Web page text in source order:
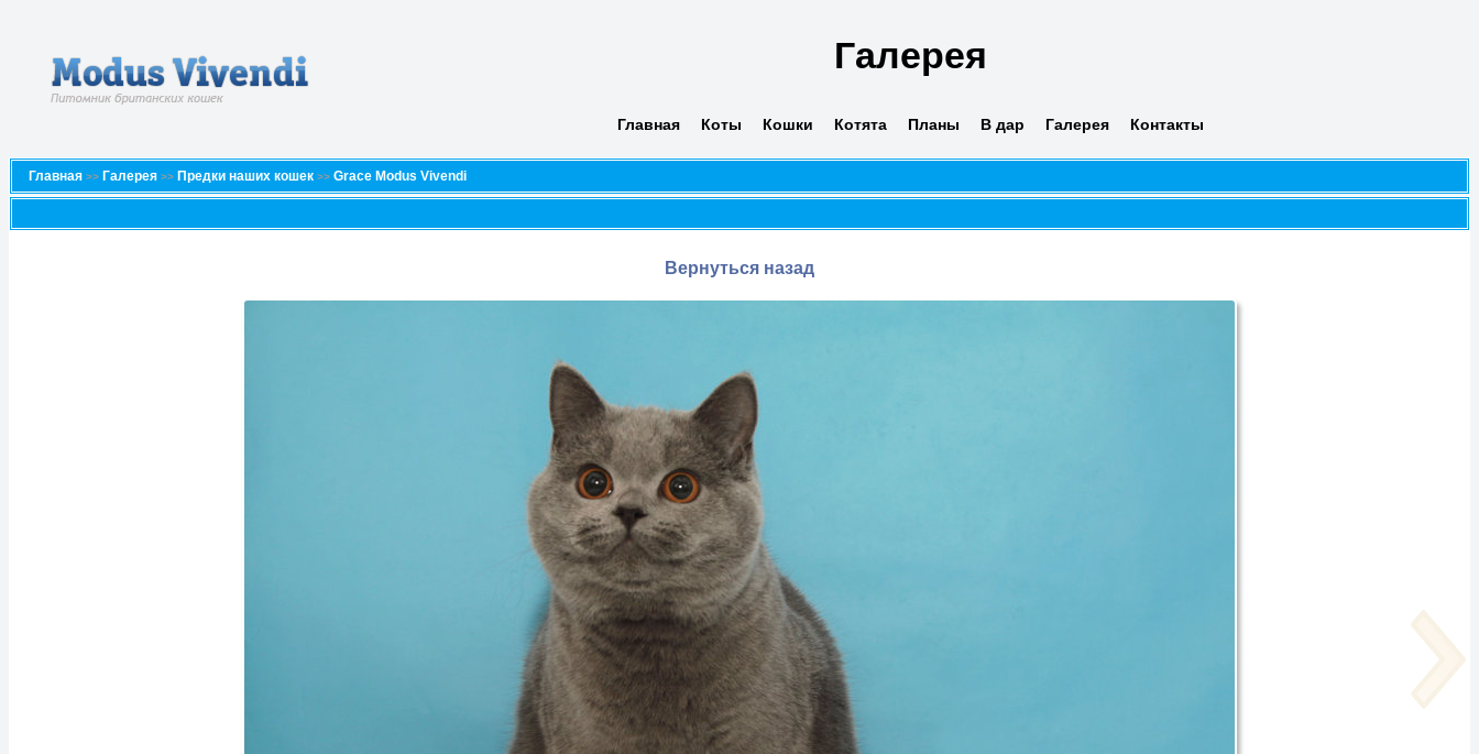
Галерея
Главная Коты Кошки Котята Планы В дар Галерея Контакты
Главная >> Галерея >> Предки наших кошек >> Grace Modus Vivendi
Вернуться назад